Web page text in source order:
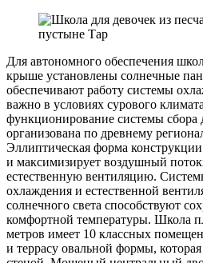
Для автономного обеспечения
крыше установлены солнечные
обеспечивают работу системы
важно в условиях сурового
функционирование системы сбора
организована по древнему
Эллиптическая форма
и максимизирует воздушный
естественную вентиляцию.
охлаждения и естественной
солнечного света способствуют
комфортной температуры. Школа
метров имеет 10 классных
и террасу овальной формы,